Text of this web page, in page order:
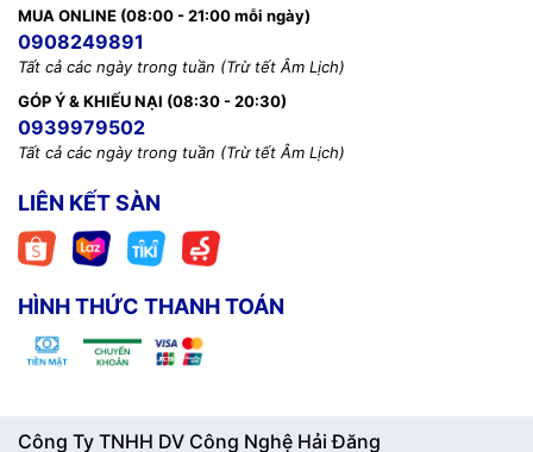
MUA ONLINE (08:00 - 21:00 mỗi ngày)
0908249891
Tất cả các ngày trong tuần (Trừ tết Âm Lịch)
GÓP Ý & KHIẾU NẠI (08:30 - 20:30)
0939979502
Tất cả các ngày trong tuần (Trừ tết Âm Lịch)
LIÊN KẾT SÀN
HÌNH THỨC THANH TOÁN
Công Ty TNHH DV Công Nghệ Hải Đăng